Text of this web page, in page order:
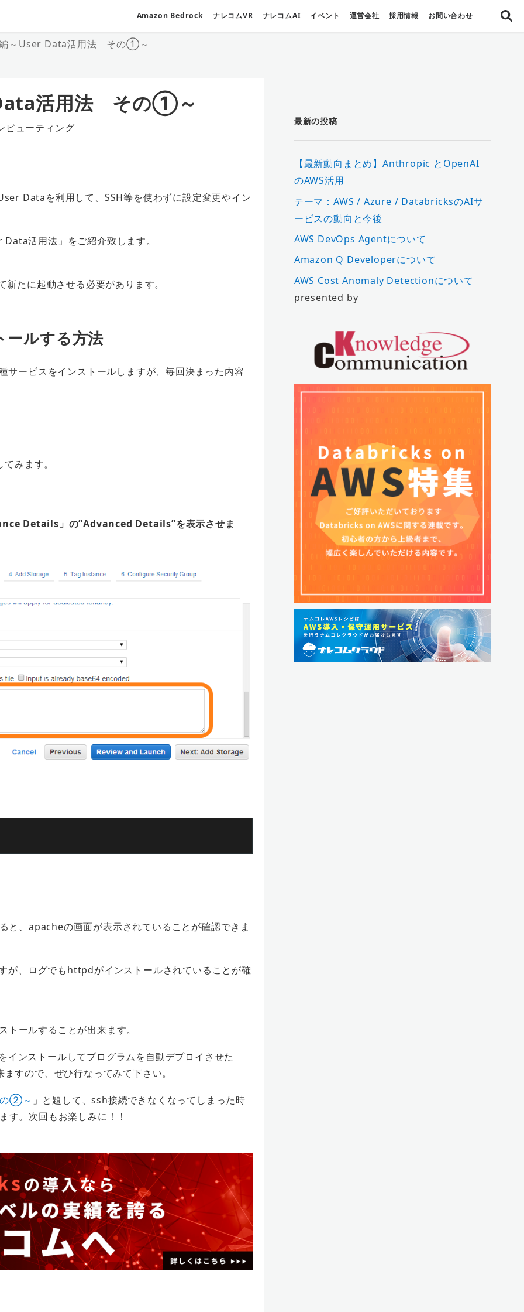
Amazon Bedrock ナレコムVR ナレコムAI イベント 運営会社 採用情報 お問い合わせ
～User Data活用法 その①～
活用法 その①～
リー
ピューティング
Dataを利用して、SSH等を使わずに設定変更やイン
活用法」をご紹介致します。
たに起動させる必要があります。
ールする方法
サービスをインストールしますが、毎回決まった内容
みます。
Details」の”Advanced Details”を表示させま
と、apacheの画面が表示されていることが確認できま
、ログでもhttpdがインストールされていることが確
ールすることが出来ます。
ンストールしてプログラムを自動デプロイさせた
すので、ぜひ行なってみて下さい。
の②～ 」と題して、ssh接続できなくなってしまった時
す。次回もお楽しみに！！
最新の投稿
【最新動向まとめ】Anthropic とOpenAI
のAWS活用
テーマ：AWS / Azure / DatabricksのAIサ
ービスの動向と今後
AWS DevOps Agentについて
Amazon Q Developerについて
AWS Cost Anomaly Detectionについて
presented by